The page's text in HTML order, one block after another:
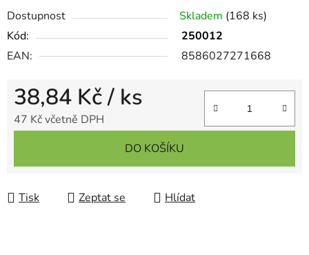
Dostupnost Skladem (168 ks)
Kód:
250012
EAN:
8586027271668
38,84 Kč/ ks
47 Kč včetně DPH
DO KOŠÍKU
Tisk Zeptat se Hlídat